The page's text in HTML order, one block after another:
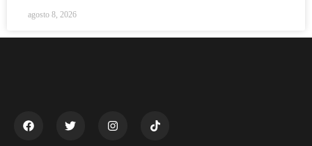
agosto 8, 2026